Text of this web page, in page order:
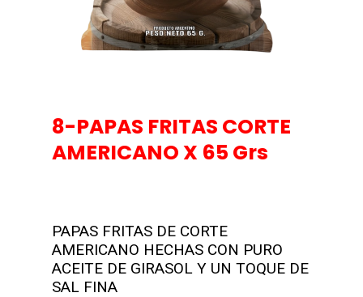
8-PAPAS FRITAS CORTE
AMERICANO X 65 Grs
PAPAS FRITAS DE CORTE
AMERICANO HECHAS CON PURO
ACEITE DE GIRASOL Y UN TOQUE DE
SAL FINA